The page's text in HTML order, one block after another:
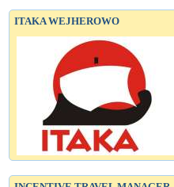
ITAKA WEJHEROWO